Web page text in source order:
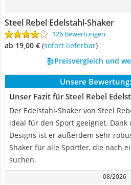
Steel Rebel Edelstahl-Shaker
126 Bewertungen
ab 19,00 € ( Sofort lieferbar)
Preisvergleich und
Unsere Bewertung:
Unser Fazit für Steel Rebel
Der Edelstahl-Shaker von Steel
ideal für den Sport geeignet.
Designs ist er außerdem sehr
Shaker für alle Sportler, die nach
suchen.
08/2026